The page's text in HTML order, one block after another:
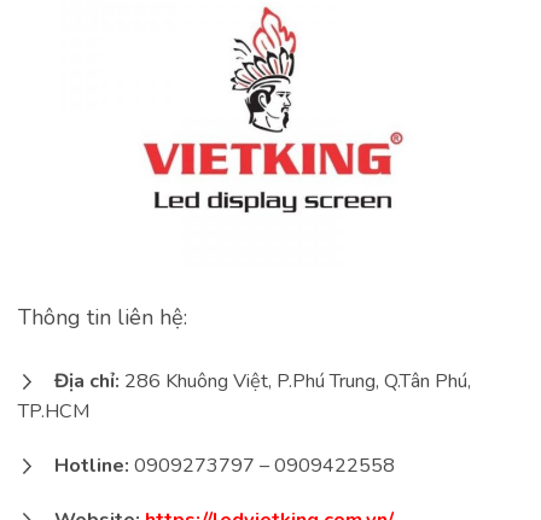
Thông tin liên hệ:
Địa chỉ: 286 Khuông Việt, P.Phú Trung, Q.Tân Phú,
TP.HCM
Hotline: 0909273797 – 0909422558